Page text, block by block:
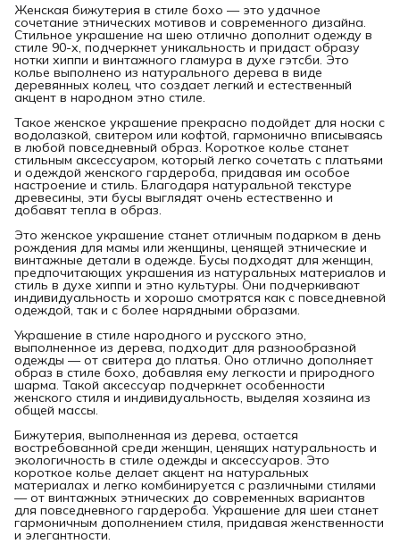
Женская бижутерия в стиле бохо — это удачное
сочетание этнических мотивов и современного дизайна.
Стильное украшение на шею отлично дополнит одежду в
стиле 90-х, подчеркнет уникальность и придаст образу
нотки хиппи и винтажного гламура в духе гэтсби. Это
колье выполнено из натурального дерева в виде
деревянных колец, что создает легкий и естественный
акцент в народном этно стиле.
Такое женское украшение прекрасно подойдет для носки с
водолазкой, свитером или кофтой, гармонично вписываясь
в любой повседневный образ. Короткое колье станет
стильным аксессуаром, который легко сочетать с платьями
и одеждой женского гардероба, придавая им особое
настроение и стиль. Благодаря натуральной текстуре
древесины, эти бусы выглядят очень естественно и
добавят тепла в образ.
Это женское украшение станет отличным подарком в день
рождения для мамы или женщины, ценящей этнические и
винтажные детали в одежде. Бусы подходят для женщин,
предпочитающих украшения из натуральных материалов и
стиль в духе хиппи и этно культуры. Они подчеркивают
индивидуальность и хорошо смотрятся как с повседневной
одеждой, так и с более нарядными образами.
Украшение в стиле народного и русского этно,
выполненное из дерева, подходит для разнообразной
одежды — от свитера до платья. Оно отлично дополняет
образ в стиле бохо, добавляя ему легкости и природного
шарма. Такой аксессуар подчеркнет особенности
женского стиля и индивидуальность, выделяя хозяина из
общей массы.
Бижутерия, выполненная из дерева, остается
востребованной среди женщин, ценящих натуральность и
экологичность в стиле одежды и аксессуаров. Это
короткое колье делает акцент на натуральных
материалах и легко комбинируется с различными стилями
— от винтажных этнических до современных вариантов
для повседневного гардероба. Украшение для шеи станет
гармоничным дополнением стиля, придавая женственности
и элегантности.